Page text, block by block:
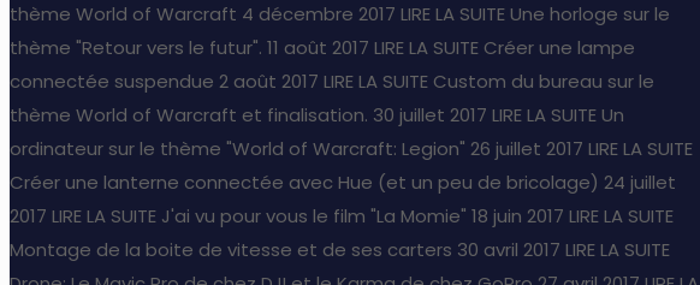
thème World of Warcraft 4 décembre 2017 LIRE LA SUITE Une horloge sur le
thème "Retour vers le futur". 11 août 2017 LIRE LA SUITE Créer une lampe
connectée suspendue 2 août 2017 LIRE LA SUITE Custom du bureau sur le
thème World of Warcraft et finalisation. 30 juillet 2017 LIRE LA SUITE Un
ordinateur sur le thème "World of Warcraft: Legion" 26 juillet 2017 LIRE LA SUITE
Créer une lanterne connectée avec Hue (et un peu de bricolage) 24 juillet
2017 LIRE LA SUITE J'ai vu pour vous le film "La Momie" 18 juin 2017 LIRE LA SUITE
Montage de la boite de vitesse et de ses carters 30 avril 2017 LIRE LA SUITE